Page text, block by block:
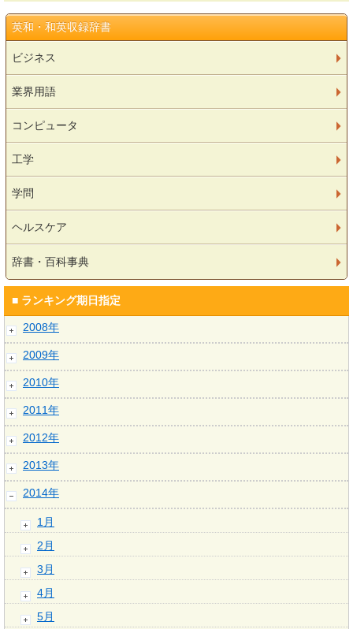
英和・和英収録辞書
ビジネス
業界用語
コンピュータ
工学
学問
ヘルスケア
辞書・百科事典
■ ランキング期日指定
2008年
2009年
2010年
2011年
2012年
2013年
2014年
1月
2月
3月
4月
5月